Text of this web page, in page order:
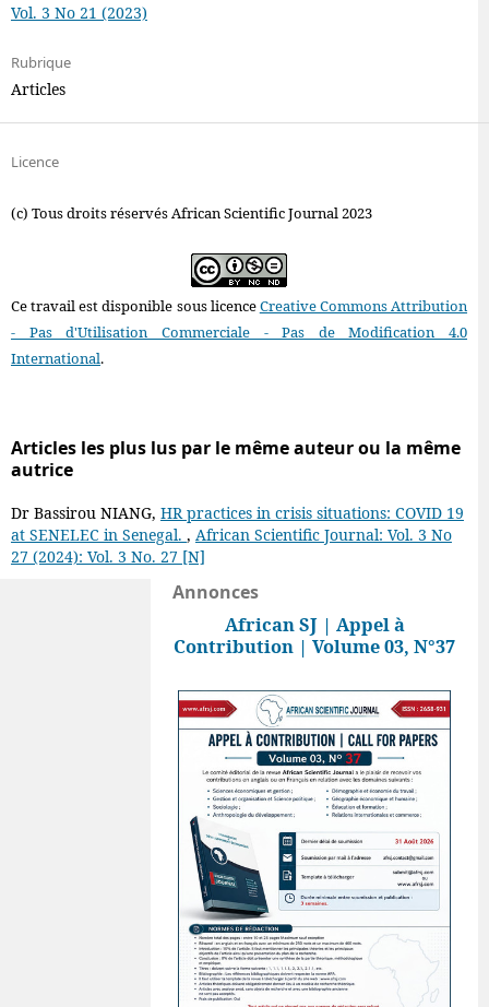
Vol. 3 No 21 (2023)
Rubrique
Articles
Licence
(c) Tous droits réservés African Scientific Journal 2023
Ce travail est disponible sous licenceCreative Commons Attribution
- Pas d'Utilisation Commerciale - Pas de Modification 4.0
International.
Articles les plus lus par le même auteur ou la même
autrice
Dr Bassirou NIANG, HR practices in crisis situations: COVID 19
at SENELEC in Senegal. , African Scientific Journal: Vol. 3 No
27 (2024): Vol. 3 No. 27 [N]
Annonces
African SJ | Appel à
Contribution | Volume 03, N°37